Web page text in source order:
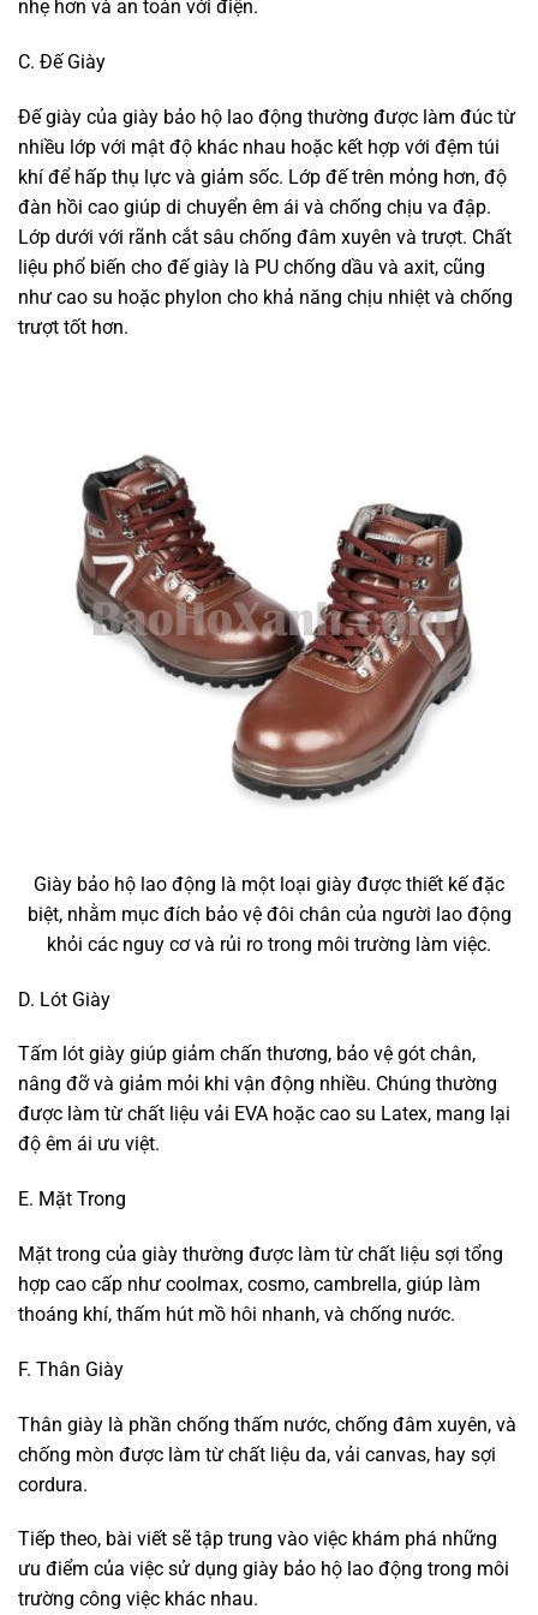
nhẹ hơn và an toàn với điện.
C. Đế Giày
Đế giày của giày bảo hộ lao động thường được làm đúc từ
nhiều lớp với mật độ khác nhau hoặc kết hợp với đệm túi
khí để hấp thụ lực và giảm sốc. Lớp đế trên mỏng hơn, độ
đàn hồi cao giúp di chuyển êm ái và chống chịu va đập.
Lớp dưới với rãnh cắt sâu chống đâm xuyên và trượt. Chất
liệu phổ biến cho đế giày là PU chống dầu và axit, cũng
như cao su hoặc phylon cho khả năng chịu nhiệt và chống
trượt tốt hơn.
Giày bảo hộ lao động là một loại giày được thiết kế đặc
biệt, nhằm mục đích bảo vệ đôi chân của người lao động
khỏi các nguy cơ và rủi ro trong môi trường làm việc.
D. Lót Giày
Tấm lót giày giúp giảm chấn thương, bảo vệ gót chân,
nâng đỡ và giảm mỏi khi vận động nhiều. Chúng thường
được làm từ chất liệu vải EVA hoặc cao su Latex, mang lại
độ êm ái ưu việt.
E. Mặt Trong
Mặt trong của giày thường được làm từ chất liệu sợi tổng
hợp cao cấp như coolmax, cosmo, cambrella, giúp làm
thoáng khí, thấm hút mồ hôi nhanh, và chống nước.
F. Thân Giày
Thân giày là phần chống thấm nước, chống đâm xuyên, và
chống mòn được làm từ chất liệu da, vải canvas, hay sợi
cordura.
Tiếp theo, bài viết sẽ tập trung vào việc khám phá những
ưu điểm của việc sử dụng giày bảo hộ lao động trong môi
trường công việc khác nhau.